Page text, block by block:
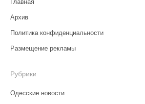
Главная
Архив
Политика конфиденциальности
Размещение рекламы
Рубрики
Одесские новости